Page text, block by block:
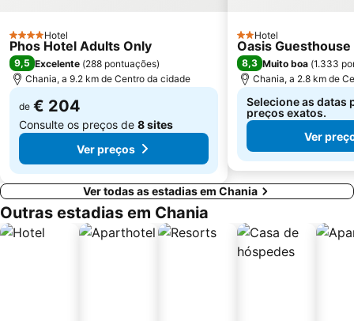
4 Estrelas
Hotel
Phos Hotel Adults Only
9,5 Excelente (288 pontuações)
Chania, a 9.2 km de Centro da cidade
de € 204
Consulte os preços de 8 sites
Ver preços
2 Estrelas
Hotel
Oasis Guesthouse
8,3 Muito boa (1.333
Chania, a 2.8 km de
Selecione as datas
preços exatos.
Ver
Ver todas as estadias em Chania
Outras estadias em Chania